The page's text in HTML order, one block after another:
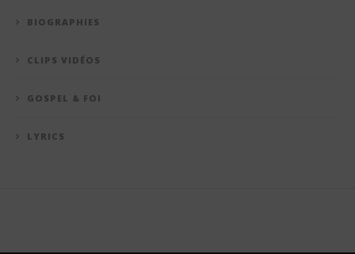
BIOGRAPHIES
CLIPS VIDÉOS
GOSPEL & FOI
LYRICS